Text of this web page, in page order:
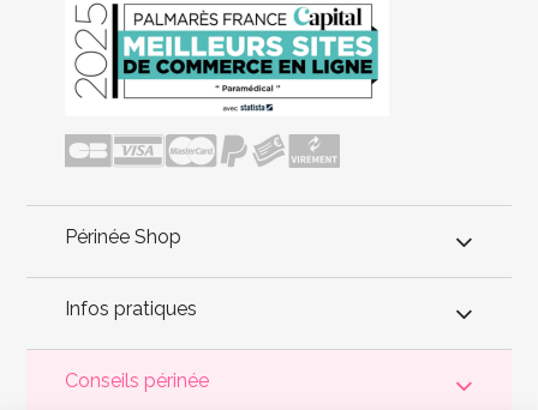
Périnée Shop
Infos pratiques
Conseils périnée